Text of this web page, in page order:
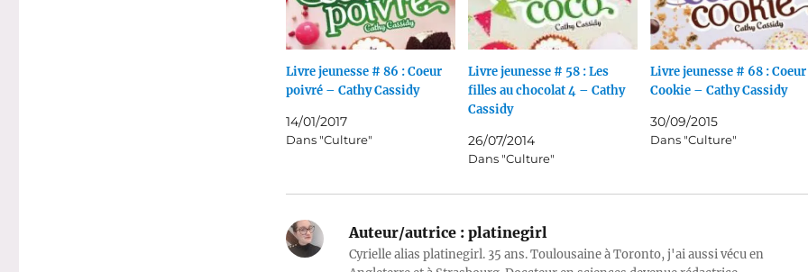
Livre jeunesse # 86 : Coeur
poivré – Cathy Cassidy
14/01/2017
Dans "Culture"
Livre jeunesse # 58 : Les
filles au chocolat 4 – Cathy
Cassidy
26/07/2014
Dans "Culture"
Livre jeunesse # 68 : Coeur
Cookie – Cathy Cassidy
30/09/2015
Dans "Culture"
Auteur/autrice :platinegirl
Cyrielle alias platinegirl. 35 ans. Toulousaine à Toronto, j'ai aussi vécu en